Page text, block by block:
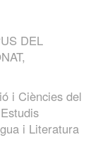
DEL
i Ciències del
i Literatura